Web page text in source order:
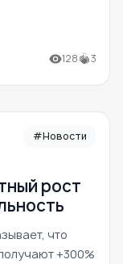
128 3
#Новости
рост
что
+300%